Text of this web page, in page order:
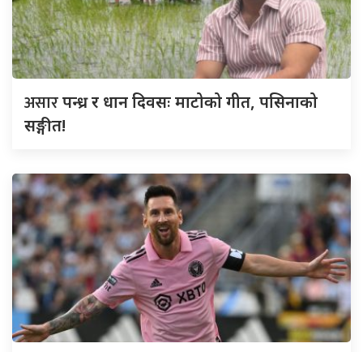
असारपन्ध्र र धान दिवसः माटोको गीत, पसिनाको
सङ्गीत!